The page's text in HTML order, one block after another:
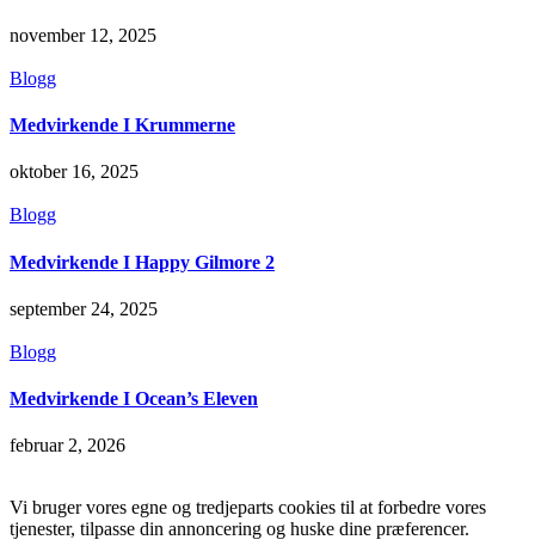
november 12, 2025
Blogg
Medvirkende I Krummerne
oktober 16, 2025
Blogg
Medvirkende I Happy Gilmore 2
september 24, 2025
Blogg
Medvirkende I Ocean’s Eleven
februar 2, 2026
Vi bruger vores egne og tredjeparts cookies til at forbedre vores
tjenester, tilpasse din annoncering og huske dine præferencer.